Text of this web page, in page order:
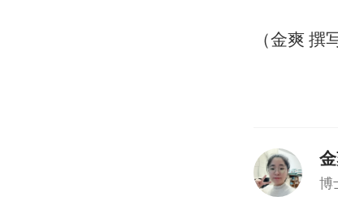
（金爽 撰
博